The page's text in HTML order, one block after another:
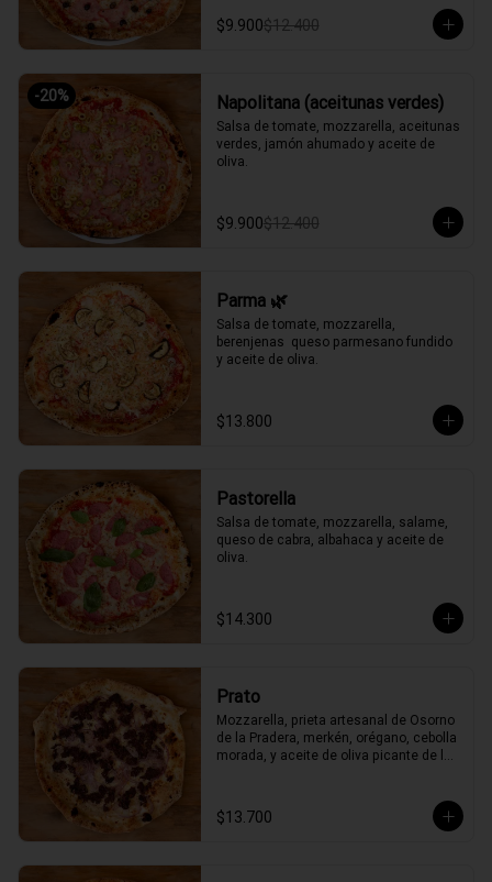
$9.900$12.400
-20% Napolitana (aceitunas verdes)
Salsa de tomate, mozzarella, aceitunas
verdes, jamón ahumado y aceite de
oliva.
$9.900$12.400
Parma 🌿
Salsa de tomate, mozzarella,
berenjenas  queso parmesano fundido
y aceite de oliva.
$13.800
Pastorella
Salsa de tomate, mozzarella, salame,
queso de cabra, albahaca y aceite de
oliva.
$14.300
Prato
Mozzarella, prieta artesanal de Osorno
de la Pradera, merkén, orégano, cebolla
morada, y aceite de oliva picante de la
$13.700